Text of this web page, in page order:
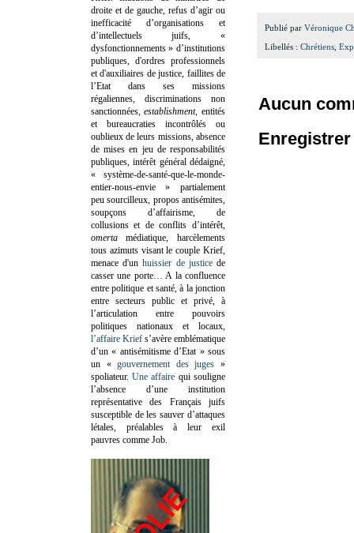
Publié par Véronique
Libellés : Chrétiens,
Aucun
droite et de gauche, refus d’agir ou
inefficacité d’organisations et
d’intellectuels juifs, «
dysfonctionnements » d’institutions
publiques, d'ordres professionnels
et d'auxiliaires de justice, faillites de
l’Etat dans ses missions
régaliennes, discriminations non
sanctionnées,establishment, entités
et bureaucraties incontrôlés ou
oublieux de leurs missions, absence
de mises en jeu de responsabilités
publiques, intérêt général dédaigné,
« système-de-santé-que-le-monde-
entier-nous-envie » partialement
peu sourcilleux, propos antisémites,
soupçons d’affairisme, de
collusions et de conflits d’intérêt,
omertamédiatique, harcèlements
tous azimuts visant le couple Krief,
menace d'unhuissier de justicede
casser une porte… A la confluence
entre politique et santé, à la jonction
entre secteurs public et privé, à
l’articulation entre pouvoirs
politiques nationaux et locaux,
l’affaire Krief s’avère emblématique
d’un « antisémitisme d’Etat » sous
un «gouvernement des juges »
spoliateur.Une affaire qui souligne
l’absence d’une institution
représentative des Français juifs
susceptible de les sauver d’attaques
létales, préalables à leur exil
pauvres comme Job.